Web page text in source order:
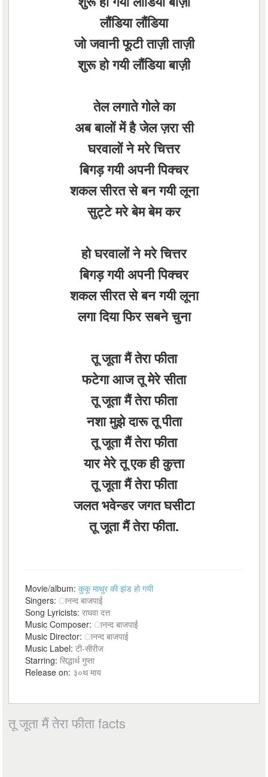
लौंडिया लौंडिया
जो जवानी फूटी ताज़ी ताज़ी
शुरू हो गयी लौंडिया बाज़ी
तेल लगाते गोले का
अब बालों में है जेल ज़रा सी
घरवालों ने मरे चित्तर
बिगड़ गयी अपनी पिक्चर
शकल सीरत से बन गयी लूना
सुट्टे मरे बेम बेम कर
हो घरवालों ने मरे चित्तर
बिगड़ गयी अपनी पिक्चर
शकल सीरत से बन गयी लूना
लगा दिया फिर सबने चुना
तू जूता मैं तेरा फीता
फटेगा आज तू मेरे सीता
तू जूता मैं तेरा फीता
नशा मुझे दारू तू पीता
तू जूता मैं तेरा फीता
यार मेरे तू एक ही कुत्ता
तू जूता मैं तेरा फीता
जलत भवेन्डर जगत घसीटा
तू जूता मैं तेरा फीता.
Movie/album:कुकू माथुर की झंड हो गयी
Singers:ानन्द बाजपाई
Song Lyricists:राघवा दत्त
Music Composer:ानन्द बाजपाई
Music Director:ानन्द बाजपाई
Music Label:टी-सीरीज
Starring:सिद्धार्थ गुप्ता
Release on: ३०थ माय
तू जूता मैं तेरा फीता facts